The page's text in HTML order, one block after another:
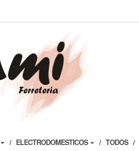
ELECTRODOMESTICOS TODOS